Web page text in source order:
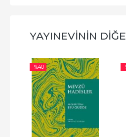
YAYINEVININ
-%40 -